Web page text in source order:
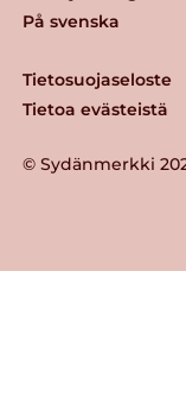
© Sydänmerkki
Tietosuojaseloste
Tietoa evästeistä
På svenska